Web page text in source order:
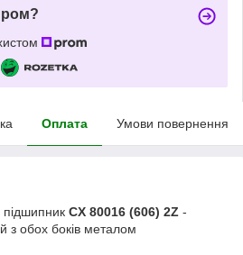
Оплата Умови повернення
CX 80016 (606) 2Z -
з обох боків металом